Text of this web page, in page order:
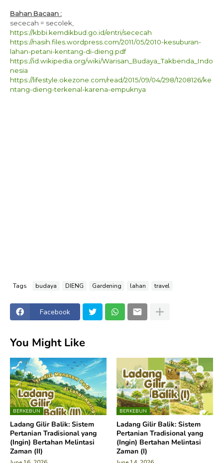
Bahan Bacaan :
sececah = secolek,
https://kbbi.kemdikbud.go.id/entri/sececah
https://nasih.files.wordpress.com/2011/05/2010-kesuburan-
lahan-petani-kentang-di-dieng.pdf
https://id.wikipedia.org/wiki/Warisan_Budaya_Takbenda_Indo
nesia
https://lifestyle.okezone.com/read/2015/09/04/298/1208126/ke
ntang-dieng-terkenal-karena-empuknya
Tags budaya DIENG Gardening lahan travel
Facebook
You Might Like
BERKEBUN
Ladang Gilir Balik: Sistem
Pertanian Tradisional yang
(Ingin) Bertahan Melintasi
Zaman (II)
BERKEBUN
Ladang Gilir Balik: Sistem
Pertanian Tradisional yang
(Ingin) Bertahan Melintasi
Zaman (I)